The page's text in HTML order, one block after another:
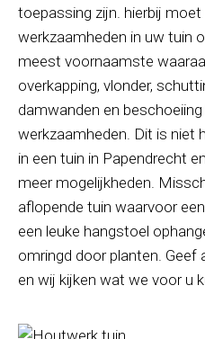
toepassing zijn. hierbij
werkzaamheden in uw tuin
meest voornaamste
overkapping, vlonder,
damwanden en
werkzaamheden. Dit is niet
in een tuin in Papendrecht
meer mogelijkheden.
aflopende tuin waarvoor
een leuke hangstoel
omringd door planten.
en wij kijken wat we voor u